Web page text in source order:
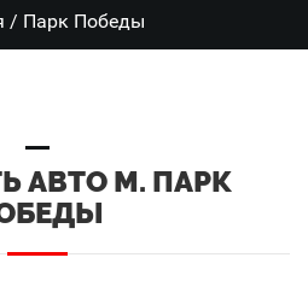
/ Парк Победы
АВТО М. ПАРК